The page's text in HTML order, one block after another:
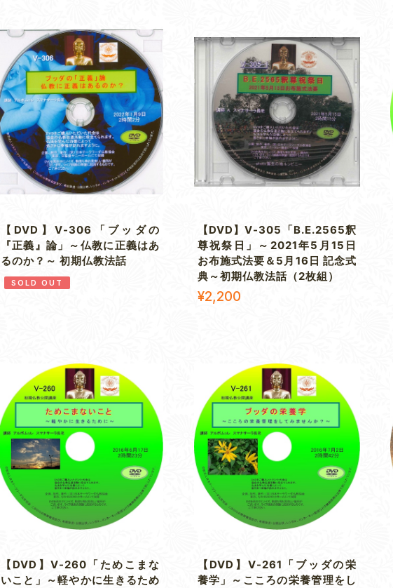
【DVD】V-306「ブッダの
『正義』論」～仏教に正義はあ
るのか？～ 初期仏教法話
SOLD OUT
【DVD】V-305「B.E.2565釈
尊祝祭日」～2021年5月15日
お布施式法要＆5月16日 記念式
典～初期仏教法話（2枚組）
¥2,200
【DVD】V-260「ためこまな
いこと」～軽やかに生きるため
【DVD】V-261「ブッダの栄
養学」～こころの栄養管理をし